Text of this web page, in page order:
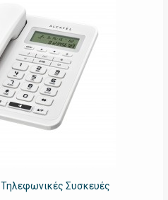
Τηλεφωνικές Συσκευές